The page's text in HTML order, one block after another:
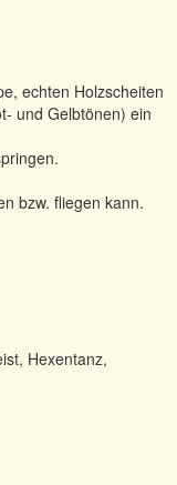
echten Holzscheiten
und Gelbtönen) ein
bzw. fliegen kann.
Hexentanz,